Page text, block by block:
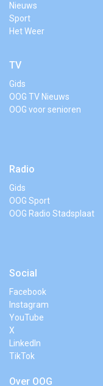
Nieuws
Sport
Het Weer
TV
Gids
OOG TV Nieuws
OOG voor senioren
Radio
Gids
OOG Sport
OOG Radio Stadsplaat
Social
Facebook
Instagram
YouTube
X
LinkedIn
TikTok
Over OOG